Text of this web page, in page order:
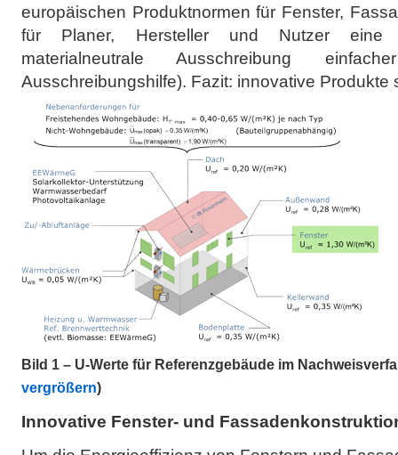
europäischen Produktnormen für Fenster,
für Planer, Hersteller und Nutzer eine
materialneutrale Ausschreibung
Ausschreibungshilfe). Fazit: innovative Produkte
Bild 1 – U-Werte für Referenzgebäude im
vergrößern)
Innovative Fenster- und